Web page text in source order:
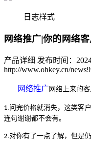
日志样式
网络推广|你的网络客
产品详细 发布时间：
http://www.ohkey.cn/
网络推广 网络上来的
1.问完价格就消失，这类客
连句谢谢都不会有。
2.对你有了一点了解，但是